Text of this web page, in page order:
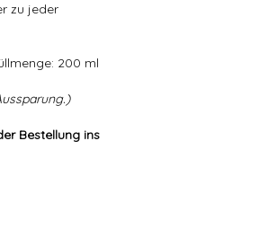
zu jeder
200 ml
Bestellung ins